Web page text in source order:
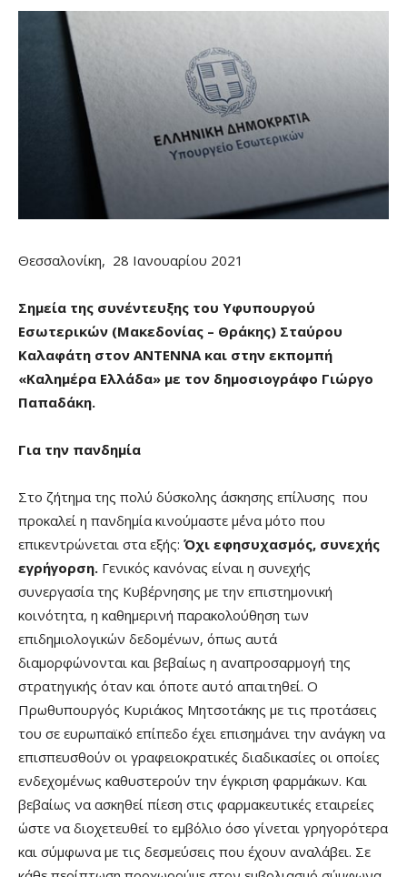
Θεσσαλονίκη, 28 Ιανουαρίου 2021
Σημεία της συνέντευξης του Υφυπουργού
Εσωτερικών (Μακεδονίας – Θράκης) Σταύρου
Καλαφάτη στον ΑΝΤΕΝΝΑ και στην εκπομπή
«Καλημέρα Ελλάδα» με τον δημοσιογράφο Γιώργο
Παπαδάκη.
Για την πανδημία
Στο ζήτημα της πολύ δύσκολης άσκησης επίλυσης που
προκαλεί η πανδημία κινούμαστε μ΄ένα μότο που
επικεντρώνεται στα εξής: Όχι εφησυχασμός, συνεχής
εγρήγορση. Γενικός κανόνας είναι η συνεχής
συνεργασία της Κυβέρνησης με την επιστημονική
κοινότητα, η καθημερινή παρακολούθηση των
επιδημιολογικών δεδομένων, όπως αυτά
διαμορφώνονται και βεβαίως η αναπροσαρμογή της
στρατηγικής όταν και όποτε αυτό απαιτηθεί. Ο
Πρωθυπουργός Κυριάκος Μητσοτάκης με τις προτάσεις
του σε ευρωπαϊκό επίπεδο έχει επισημάνει την ανάγκη να
επισπευσθούν οι γραφειοκρατικές διαδικασίες οι οποίες
ενδεχομένως καθυστερούν την έγκριση φαρμάκων. Και
βεβαίως να ασκηθεί πίεση στις φαρμακευτικές εταιρείες
ώστε να διοχετευθεί το εμβόλιο όσο γίνεται γρηγορότερα
και σύμφωνα με τις δεσμεύσεις που έχουν αναλάβει. Σε